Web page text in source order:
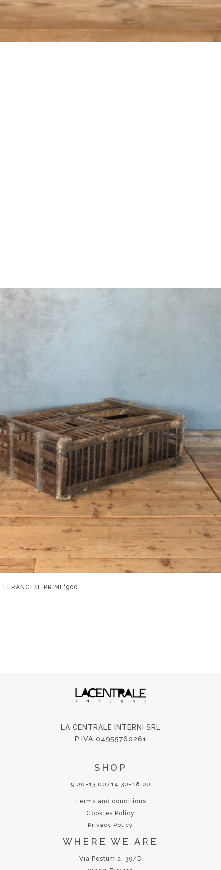
FRANCESE PRIMI ‘900
LA CENTRALE INTERNI SRL
P.IVA 04955760261
SHOP
9.00-13.00/14.30-18.00
Terms and conditions
Cookies Policy
Privacy Policy
WHERE WE ARE
Via Postumia, 39/D